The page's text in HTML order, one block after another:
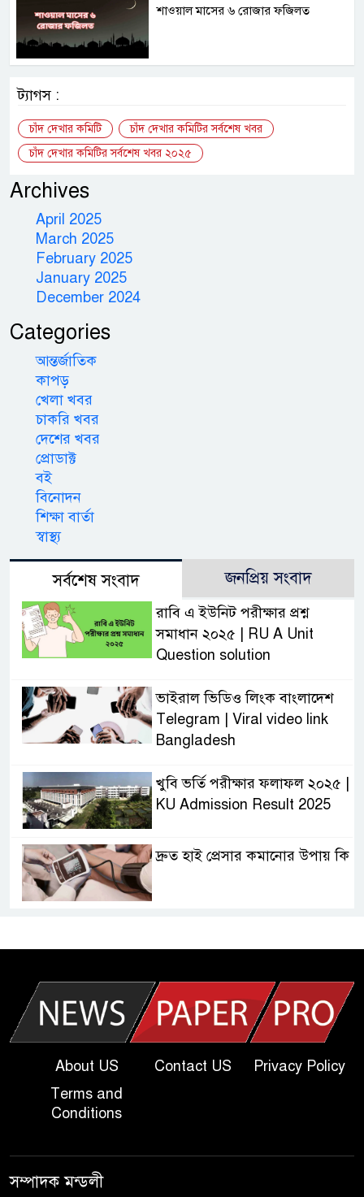
শাওয়াল মাসের ৬ রোজার ফজিলত
ট্যাগস :
চাঁদ দেখার কমিটি
চাঁদ দেখার কমিটির সর্বশেষ খবর
চাঁদ দেখার কমিটির সর্বশেষ খবর ২০২৫
Archives
April 2025
March 2025
February 2025
January 2025
December 2024
Categories
আন্তর্জাতিক
কাপড়
খেলা খবর
চাকরি খবর
দেশের খবর
প্রোডাক্ট
বই
বিনোদন
শিক্ষা বার্তা
স্বাস্থ্য
সর্বশেষ সংবাদ জনপ্রিয় সংবাদ
রাবি এ ইউনিট পরীক্ষার প্রশ্ন
সমাধান ২০২৫ | RU A Unit
Question solution
ভাইরাল ভিডিও লিংক বাংলাদেশ
Telegram | Viral video link
Bangladesh
খুবি ভর্তি পরীক্ষার ফলাফল ২০২৫ |
KU Admission Result 2025
দ্রুত হাই প্রেসার কমানোর উপায় কি
| Today Dakhil Exam
খুবি সি ইউনিট ভর্তি পরীক্ষার প্রশ্ন
২০২৫ | KU C Unit Admission
Question
About US Contact US
Privacy Policy
Terms and
Conditions
সম্পাদক মন্ডলী